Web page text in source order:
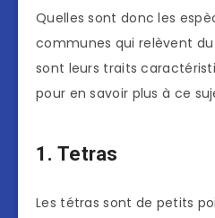
Quelles sont donc les
communes qui relèvent
sont leurs traits
pour en savoir plus à ce
1. Tetras
Les tétras sont de petits